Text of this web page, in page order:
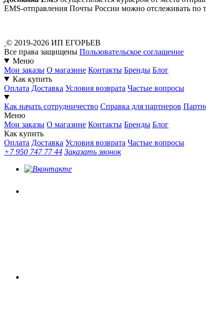
EMS-отправления Почты России можно отслеживать по
© 2019-2026 ИП ЕГОРЬЕВ
Все права защищены Пользовательское соглашение
Меню
Мои заказы О магазине Контакты Бренды Блог
Как купить
Оплата Доставка Условия возврата Частые вопросы
Как начать сотрудничество Справка для партнеров
Меню
Мои заказы О магазине Контакты Бренды Блог
Как купить
Оплата Доставка Условия возврата Частые вопросы
+7 950 747 77 44 Заказать звонок